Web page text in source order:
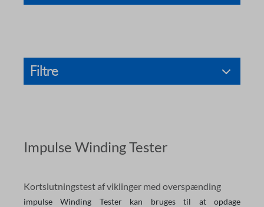
Filtre
Impulse Winding Tester
Kortslutningstest af viklinger med overspænding
impulse Winding Tester kan bruges til at opdage